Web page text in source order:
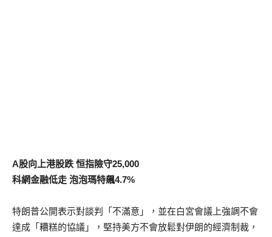
A股向上港股跌 恒指險守25,000
科網金融低走 泡泡瑪特飆4.7%
特朗普公開表示對談判「不滿意」，並在白宮會議上強調不會
達成「糟糕的協議」，堅持美方不會放鬆對伊朗的經濟制裁，